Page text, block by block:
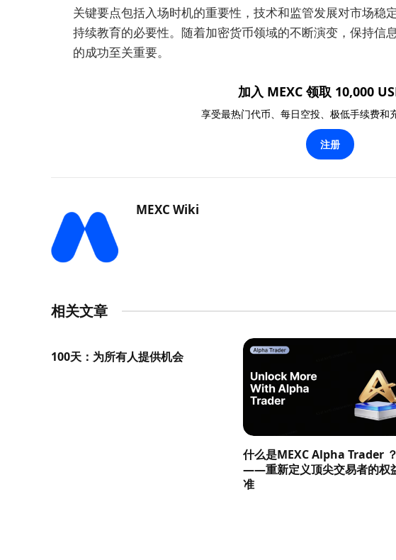
关键要点包括入场时机的重要性，技术和监管发展对市场稳
持续教育的必要性。随着加密货币领域的不断演变，保持信
的成功至关重要。
加入 MEXC 领取 10,000
享受最热门代币、每日空投、极低手续费和
注册
MEXC Wiki
相关文章
100天：为所有人提供机会
什么是MEXC Alpha Trader ？
——重新定义顶尖交易者的权
准